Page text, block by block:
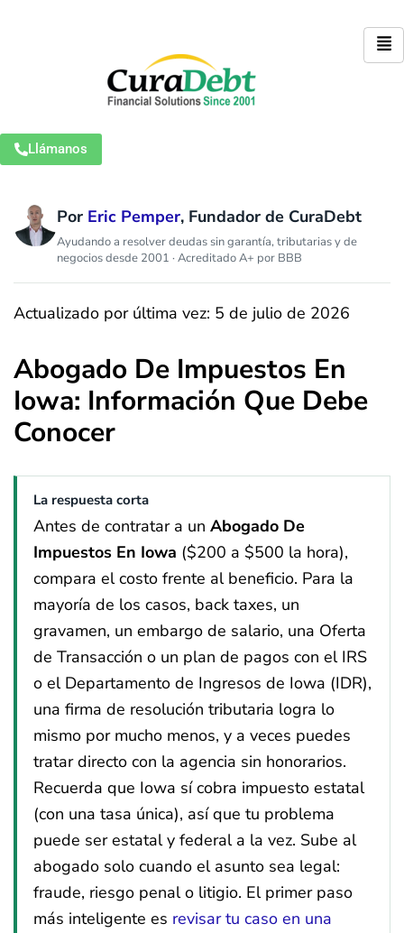
Llámanos
Por Eric Pemper, Fundador de CuraDebt
Ayudando a resolver deudas sin garantía, tributarias y de
negocios desde 2001 · Acreditado A+ por BBB
Actualizado por última vez: 5 de julio de 2026
Abogado De Impuestos En
Iowa: Información Que Debe
Conocer
La respuesta corta
Antes de contratar a un Abogado De
Impuestos En Iowa ($200 a $500 la hora),
compara el costo frente al beneficio. Para la
mayoría de los casos, back taxes, un
gravamen, un embargo de salario, una Oferta
de Transacción o un plan de pagos con el IRS
o el Departamento de Ingresos de Iowa (IDR),
una firma de resolución tributaria logra lo
mismo por mucho menos, y a veces puedes
tratar directo con la agencia sin honorarios.
Recuerda que Iowa sí cobra impuesto estatal
(con una tasa única), así que tu problema
puede ser estatal y federal a la vez. Sube al
abogado solo cuando el asunto sea legal:
fraude, riesgo penal o litigio. El primer paso
más inteligente es revisar tu caso en una